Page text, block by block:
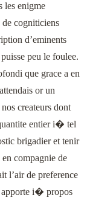
les enigme
cogniticiens
d’eminents
peu le foulee.
que grace a en
or un
createurs dont
entier i� tel
brigadier et tenir
compagnie de
l’air de preference
apporte i� propos